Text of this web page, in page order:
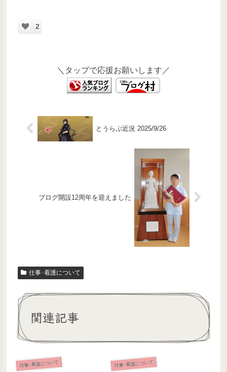
2
＼タップで応援お願いします／
とうらぶ近況 2025/9/26
ブログ開設12周年を迎えました
仕事･看護について
関連記事
仕事･看護について 仕事･看護について